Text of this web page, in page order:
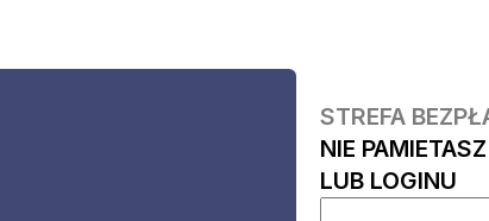
STREFA
NIE
LUB LOGINU